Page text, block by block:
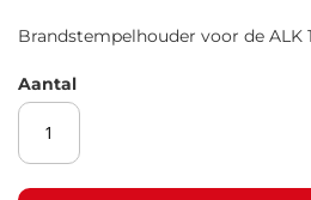
Brandstempelhouder voor de ALK
Aantal